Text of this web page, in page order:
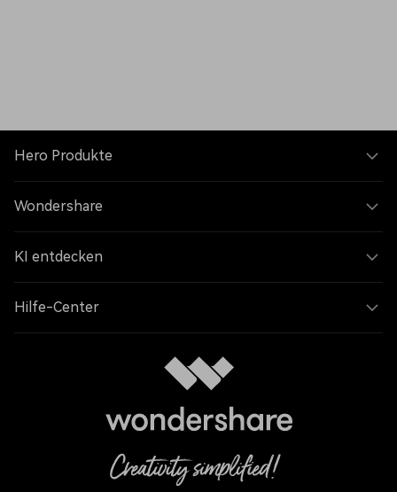
Hero Produkte
Wondershare
KI entdecken
Hilfe-Center